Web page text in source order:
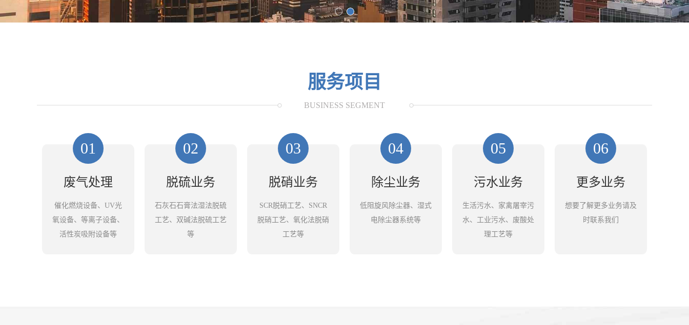
服务项目
BUSINESS SEGMENT
01
废气处理
催化燃烧设备、UV光
氧设备、等离子设备、
活性炭吸附设备等
02
脱硫业务
石灰石石膏法湿法脱硫
工艺、双碱法脱硫工艺
等
03
脱硝业务
SCR脱硝工艺、SNCR
脱硝工艺、氧化法脱硝
工艺等
04
除尘业务
低阻旋风除尘器、湿式
电除尘器系统等
05
污水业务
生活污水、家禽屠宰污
水、工业污水、废酸处
理工艺等
06
更多业务
想要了解更多业务请及
时联系我们